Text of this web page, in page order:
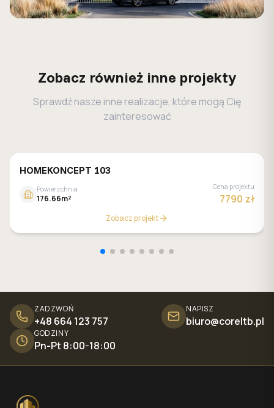
Zobacz również inne projekty
Sprawdź nasze inne realizacje, które mogą Cię
zainteresować
HOMEKONCEPT 103
Powierzchnia
176.66m²
Cena projektu
7790 zł
Zobacz projekt
ZADZWOŃ
+48 664 123 757
NAPISZ
biuro@coreltb.pl
GODZINY
Pn-Pt 8:00-18:00